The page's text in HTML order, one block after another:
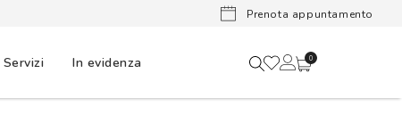
Lenti a
Prenota appuntamento
Servizi In evidenza 0